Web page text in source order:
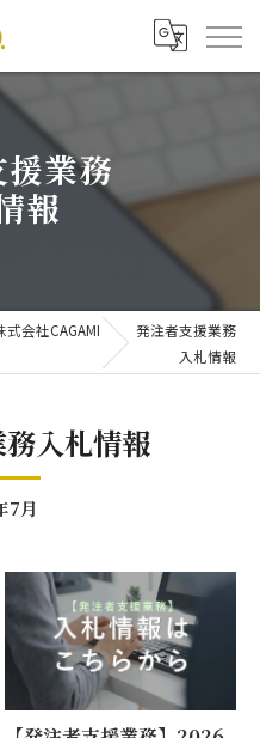
業務
報
会社CAGAMI
発注者支援業務
入札情報
入札情報
7月